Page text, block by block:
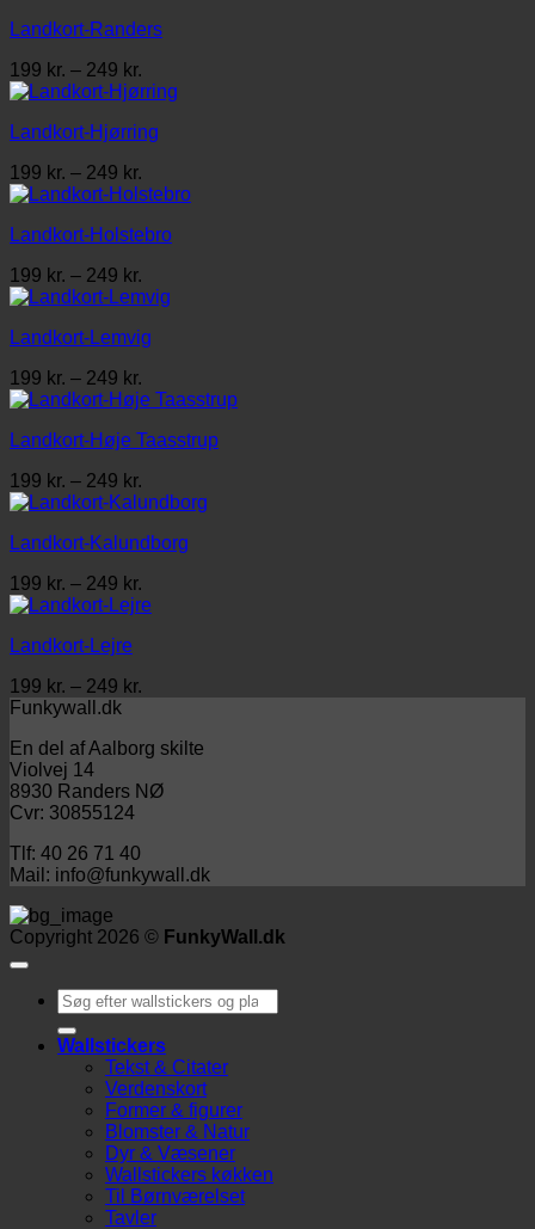
249 kr.
Landkort-Randers
199 kr. – 249 kr.
199 kr.
249 kr.
Landkort-Hjørring
199 kr. – 249 kr.
199 kr.
249 kr.
Landkort-Holstebro
199 kr. – 249 kr.
199 kr.
249 kr.
Landkort-Lemvig
199 kr. – 249 kr.
199 kr.
249 kr.
Landkort-Høje Taasstrup
199 kr. – 249 kr.
199 kr.
249 kr.
Landkort-Kalundborg
199 kr. – 249 kr.
199 kr.
Landkort-Lejre
199 kr. – 249 kr.
249 kr.
Funkywall.dk
En del af Aalborg skilte
Violvej 14
8930 Randers NØ
Cvr: 30855124
Tlf: 40 26 71 40
Mail: info@funkywall.dk
Copyright 2026 © FunkyWall.dk
Søg
efter:
Wallstickers
Tekst & Citater
Verdenskort
Former & figurer
Blomster & Natur
Dyr & Væsener
Wallstickers køkken
Til Børnværelset
Tavler